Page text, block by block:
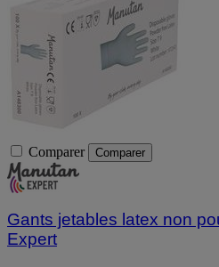
Comparer Comparer
Gants jetables latex non
Expert